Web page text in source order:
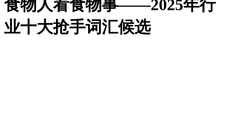
食物人看食物事——2025年行
业十大抢手词汇候选